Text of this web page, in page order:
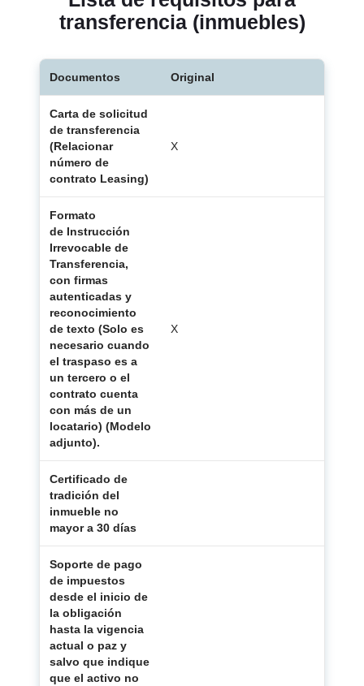
transferencia (inmuebles)
Documentos Original
Carta de solicitud
de transferencia
(Relacionar
número de
contrato Leasing)
X
Formato
de Instrucción
Irrevocable de
Transferencia,
con firmas
autenticadas y
reconocimiento
de texto (Solo es
necesario cuando
el traspaso es a
un tercero o el
contrato cuenta
con más de un
locatario) (Modelo
adjunto).
X
Certificado de
tradición del
inmueble no
mayor a 30 días
Soporte de pago
de impuestos
desde el inicio de
la obligación
hasta la vigencia
actual o paz y
salvo que indique
que el activo no